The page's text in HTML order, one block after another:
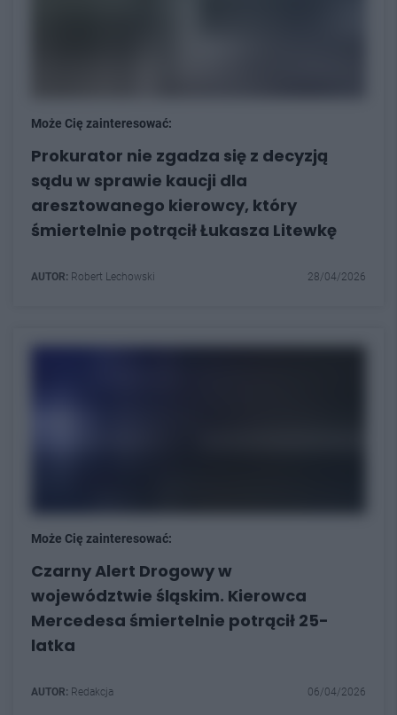
Może Cię zainteresować:
Prokurator nie zgadza się z decyzją
sądu w sprawie kaucji dla
aresztowanego kierowcy, który
śmiertelnie potrącił Łukasza Litewkę
AUTOR: Robert Lechowski 28/04/2026
Może Cię zainteresować:
Czarny Alert Drogowy w
województwie śląskim. Kierowca
Mercedesa śmiertelnie potrącił 25-
latka
AUTOR: Redakcja 06/04/2026